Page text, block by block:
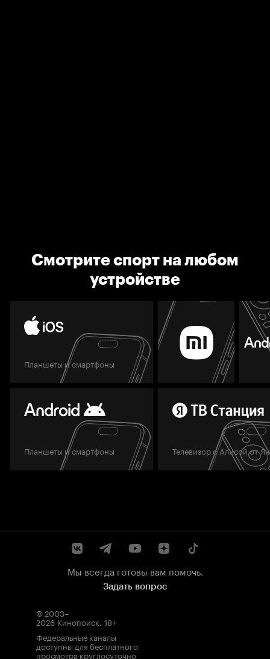
Смотрите спорт на любом
устройстве
Планшеты и смартфоны
Планшеты и смартфоны Телевизор с Алисой от
Мы всегда готовы вам помочь.
Задать вопрос
© 2003–
2026 Кинопоиск. 18+
Федеральные каналы
доступны для бесплатного
просмотра круглосуточно